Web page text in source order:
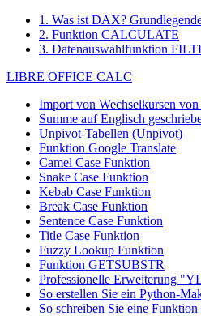
1. Was ist DAX?
2. Funktion CALCULATE
3. Datenauswahlfunktion
LIBRE OFFICE CALC
Import von Wechselkursen
Summe auf Englisch
Unpivot-Tabellen (Unpivot)
Funktion Google Translate
Camel Case Funktion
Snake Case Funktion
Kebab Case Funktion
Break Case Funktion
Sentence Case Funktion
Title Case Funktion
Fuzzy Lookup Funktion
Funktion GETSUBSTR
Professionelle Erweiterung
So erstellen Sie ein Python-
So schreiben Sie eine